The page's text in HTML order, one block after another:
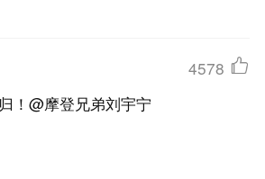
4578
！@摩登兄弟刘宇宁